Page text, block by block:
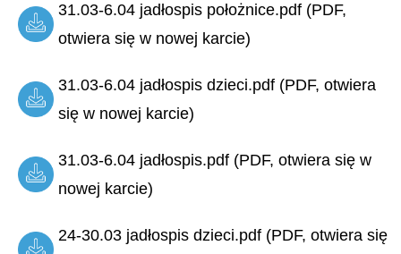
31.03-6.04 jadłospis położnice.pdf (PDF,
otwiera się w nowej karcie)
31.03-6.04 jadłospis dzieci.pdf (PDF, otwiera
się w nowej karcie)
31.03-6.04 jadłospis.pdf (PDF, otwiera się w
nowej karcie)
24-30.03 jadłospis dzieci.pdf (PDF, otwiera się